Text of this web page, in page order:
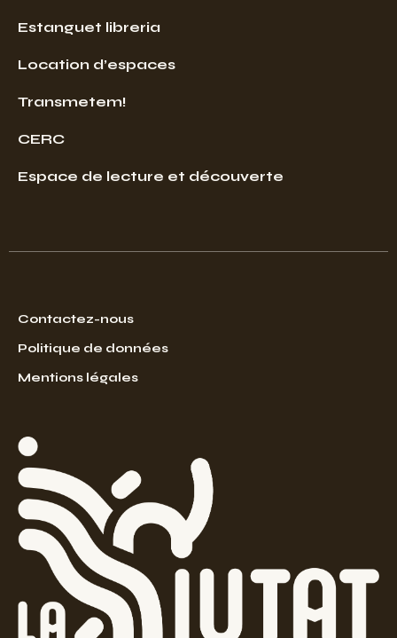
Estanguet libreria
Location d’espaces
Transmetem!
CERC
Espace de lecture et découverte
Contactez-nous
Politique de données
Mentions légales